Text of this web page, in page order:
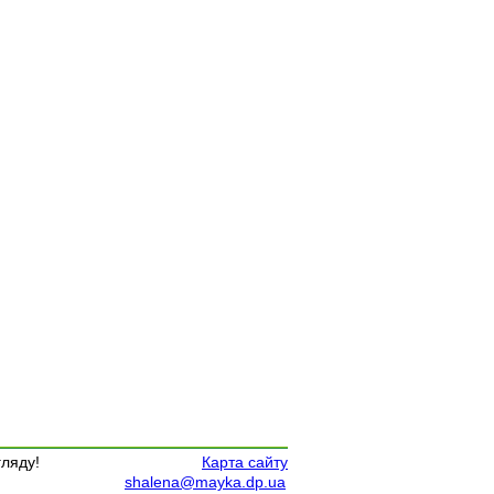
Карта сайту
shalena@mayka.dp.ua